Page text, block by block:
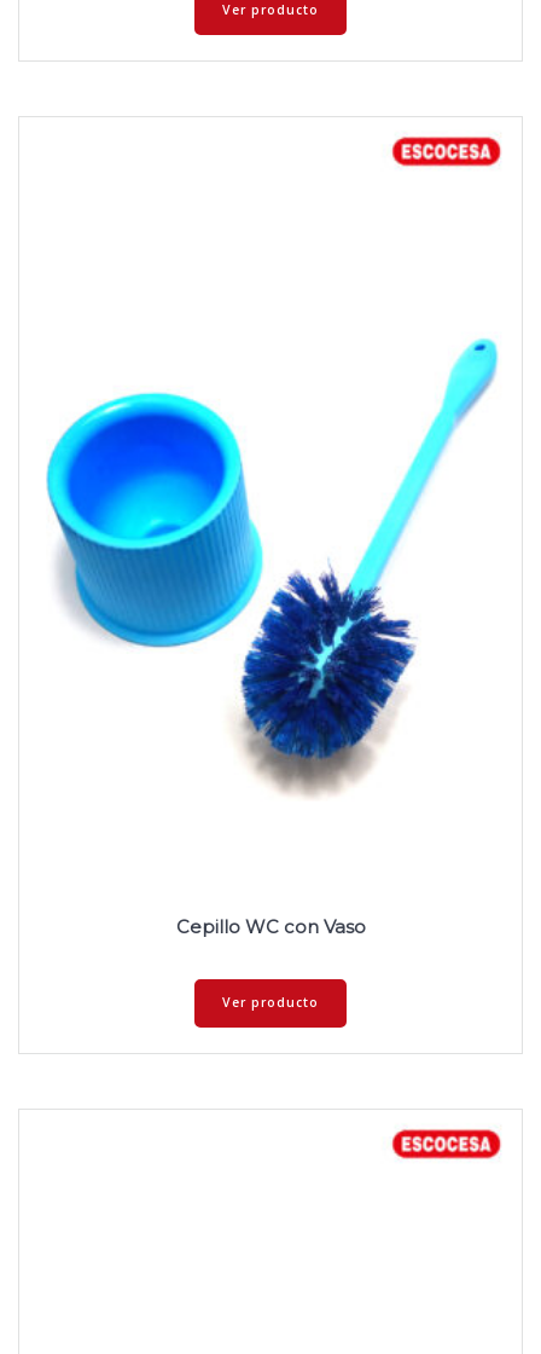
Ver producto
Cepillo WC con Vaso
Ver producto